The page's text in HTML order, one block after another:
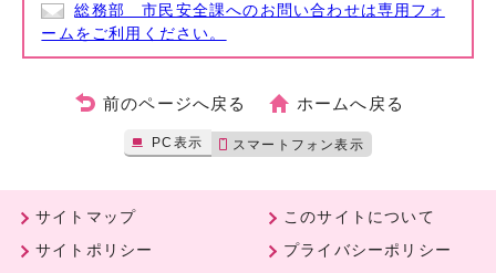
総務部 市民安全課へのお問い合わせは専用フォ
ームをご利用ください。
前のページへ戻る ホームへ戻る
PC表示 スマートフォン表示
サイトマップ
このサイトについて
サイトポリシー
プライバシーポリシー